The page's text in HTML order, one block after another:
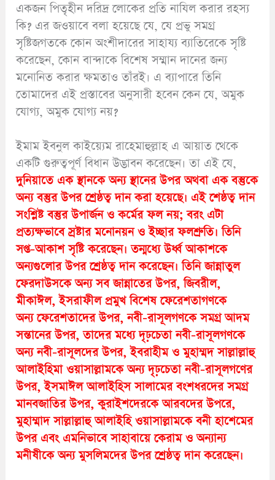
একজন পিতৃহীন দরিদ্র লোকের প্রতি নাযিল করার রহস্য
কি? এর জওয়াবে বলা হয়েছে যে, যে প্ৰভু সমগ্র
সৃষ্টিজগতকে কোন অংশীদারের সাহায্য ব্যাতিরেকে সৃষ্টি
করেছেন, কোন বান্দাকে বিশেষ সম্মান দানের জন্য
মনোনিত করার ক্ষমতাও তাঁরই। এ ব্যাপারে তিনি
তোমাদের এই প্রস্তাবের অনুসারী হবেন কেন যে, অমুক
যোগ্য, অমুক যোগ্য নয়?
ইমাম ইবনুল কাইয়্যেম রাহেমাহুল্লাহ এ আয়াত থেকে
একটি গুরুত্বপূর্ণ বিধান উদ্ভাবন করেছেন। তা এই যে,
দুনিয়াতে এক স্থানকে অন্য স্থানের উপর অথবা এক বস্তুকে
অন্য বস্তুর উপর শ্রেষ্ঠত্ব দান করা হয়েছে। এই শেষ্ঠত্ব দান
সংশ্লিষ্ট বস্তুর উপার্জন ও কর্মের ফল নয়; বরং এটা
প্ৰত্যক্ষভাবে স্রষ্টার মনোনয়ন ও ইচ্ছার ফলশ্রুতি। তিনি
সপ্ত-আকাশ সৃষ্টি করেছেন। তন্মধ্যে উর্ধ্ব আকাশকে
অন্যগুলোর উপর শ্রেষ্ঠত্ব দান করেছেন। তিনি জান্নাতুল
ফেরদাউসকে অন্য সব জান্নাতের উপর, জিবরীল,
মীকাঈল, ইসরাফীল প্রমুখ বিশেষ ফেরেশতাগণকে
অন্য ফেরেশতাদের উপর, নবী-রাসূলগণকে সমগ্র আদম
সন্তানের উপর, তাদের মধ্যে দৃঢ়চেতা নবী-রাসূলগণকে
অন্য নবী-রাসূলদের উপর, ইবরাহীম ও মুহাম্মদ সাল্লাল্লাহু
আলাইহিমা ওয়াসাল্লামকে অন্য দৃঢ়চেতা নবী-রাসূলগণের
উপর, ইসমাঈল আলাইহিস সালামের বংশধরদের সমগ্ৰ
মানবজাতির উপর, কুরাইশদেরকে আরবদের উপরে,
মুহাম্মাদ সাল্লাল্লাহু আলাইহি ওয়াসাল্লামকে বনী হাশেমের
উপর এবং এমনিভাবে সাহাবায়ে কেরাম ও অন্যান্য
মনীষীকে অন্য মুসলিমদের উপর শ্রেষ্ঠত্ব দান করেছেন।